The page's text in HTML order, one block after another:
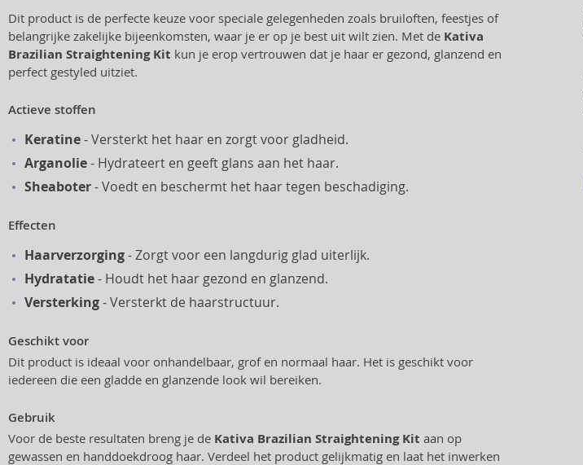
Dit product is de perfecte keuze voor speciale gelegenheden zoals bruiloften, feestjes of
belangrijke zakelijke bijeenkomsten, waar je er op je best uit wilt zien. Met de Kativa
Brazilian Straightening Kit kun je erop vertrouwen dat je haar er gezond, glanzend en
perfect gestyled uitziet.
Actieve stoffen
Keratine- Versterkt het haar en zorgt voor gladheid.
Arganolie- Hydrateert en geeft glans aan het haar.
Sheaboter- Voedt en beschermt het haar tegen beschadiging.
Effecten
Haarverzorging- Zorgt voor een langdurig glad uiterlijk.
Hydratatie- Houdt het haar gezond en glanzend.
Versterking- Versterkt de haarstructuur.
Geschikt voor
Dit product is ideaal voor onhandelbaar, grof en normaal haar. Het is geschikt voor
iedereen die een gladde en glanzende look wil bereiken.
Gebruik
Voor de beste resultaten breng je de Kativa Brazilian Straightening Kit aan op
gewassen en handdoekdroog haar. Verdeel het product gelijkmatig en laat het inwerken